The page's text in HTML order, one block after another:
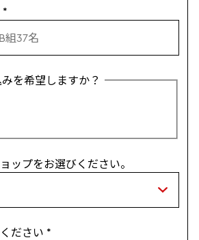
*
を希望しますか？
ップをお選びください。
ださい *